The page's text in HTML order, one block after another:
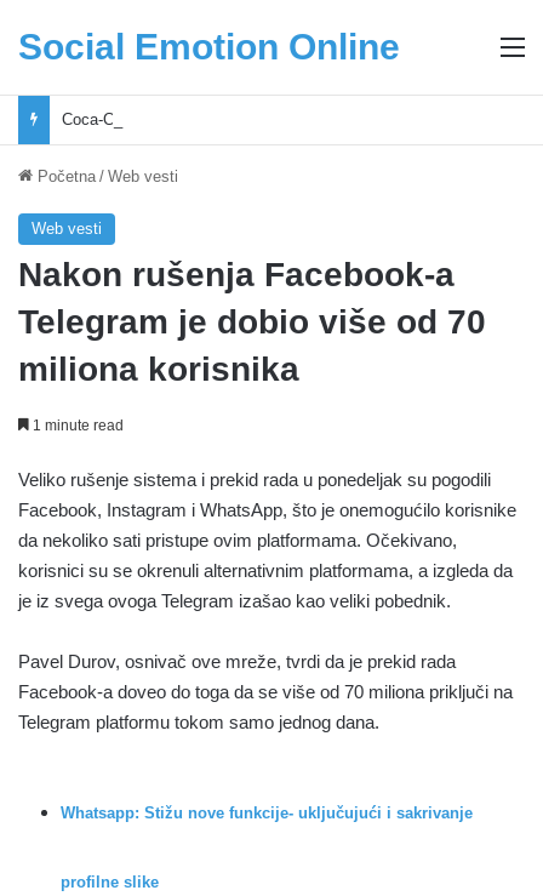
Social Emotion Online
Početna / Web vesti
Web vesti
Nakon rušenja Facebook-a
Telegram je dobio više od 70
miliona korisnika
1 minute read
Veliko rušenje sistema i prekid rada u ponedeljak su pogodili
Facebook, Instagram i WhatsApp, što je onemogućilo korisnike
da nekoliko sati pristupe ovim platformama. Očekivano,
korisnici su se okrenuli alternativnim platformama, a izgleda da
je iz svega ovoga Telegram izašao kao veliki pobednik.
Pavel Durov, osnivač ove mreže, tvrdi da je prekid rada
Facebook-a doveo do toga da se više od 70 miliona priključi na
Telegram platformu tokom samo jednog dana.
Whatsapp: Stižu nove funkcije- uključujući i sakrivanje
profilne slike